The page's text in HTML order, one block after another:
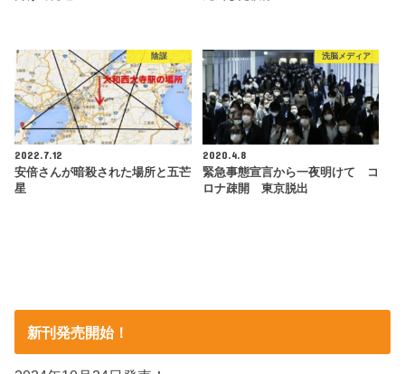
陰謀
2022.7.12
安倍さんが暗殺された場所と五芒
星
洗脳メディア
2020.4.8
緊急事態宣言から一夜明けて コ
ロナ疎開 東京脱出
新刊発売開始！